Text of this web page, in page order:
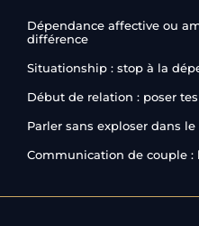
Dépendance affective ou
différence
Situationship : stop à la
Début de relation : poser
Parler sans exploser dans
Communication de couple :